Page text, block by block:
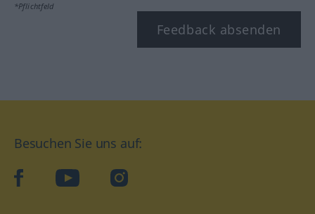
*Pflichtfeld
Feedback absenden
Besuchen Sie uns auf:
facebookYouTube Instagram